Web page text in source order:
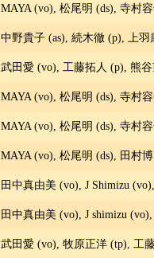
MAYA (vo), 松尾明 (ds), 寺村
中野貴子 (as), 続木徹 (p), 上羽
武田愛 (vo), 工藤拓人 (p), 熊
MAYA (vo), 松尾明 (ds), 寺村
MAYA (vo), 松尾明 (ds), 寺村
MAYA (vo), 松尾明 (ds), 田村
田中真由美 (vo), J Shimizu
田中真由美 (vo), J shimizu
武田愛 (vo), 牧原正洋 (tp), 工